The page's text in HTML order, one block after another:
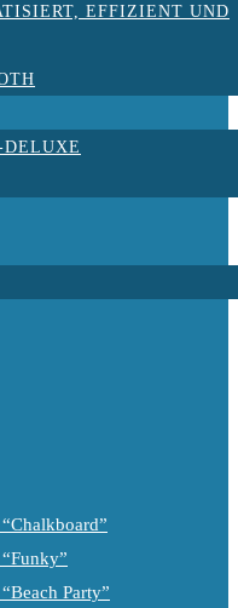
EFFIZIENT UND
DELUXE
Party”